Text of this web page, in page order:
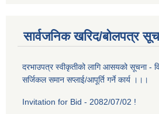
सार्वजनिक खरिद/बोलपत्र
दरभाउपत्र स्वीकृतीको लागि आसयको सूचना -
सर्जिकल समान सप्लाई/आपूर्ति गर्ने कार्य ।।।
Invitation for Bid - 2082/07/02 !